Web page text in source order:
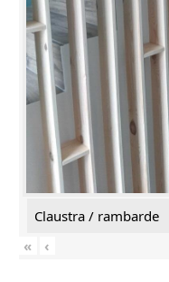
Claustra / rambarde
«
‹